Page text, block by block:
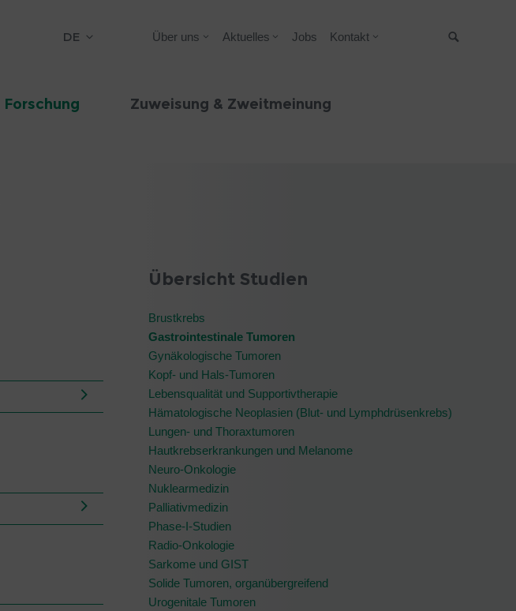
DE Über uns Aktuelles Jobs Kontakt
Forschung Zuweisung & Zweitmeinung
Übersicht Studien
Brustkrebs
Gastrointestinale Tumoren
Gynäkologische Tumoren
Kopf- und Hals-Tumoren
Lebensqualität und Supportivtherapie
Hämatologische Neoplasien (Blut- und Lymphdrüsenkrebs)
Lungen- und Thoraxtumoren
Hautkrebserkrankungen und Melanome
Neuro-Onkologie
Nuklearmedizin
Palliativmedizin
Phase-I-Studien
Radio-Onkologie
Sarkome und GIST
Solide Tumoren, organübergreifend
Urogenitale Tumoren